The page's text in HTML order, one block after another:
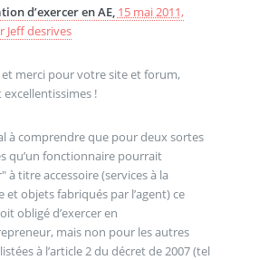
d’exercer en AE, 15 mai 2011,
Jeff desrives
merci pour votre site et forum,
!
à comprendre que pour deux sortes
qu’un fonctionnaire pourrait
à titre accessoire (services à la
et objets fabriqués par l’agent) ce
obligé d’exercer en
mais non pour les autres
à l’article 2 du décret de 2007 (tel